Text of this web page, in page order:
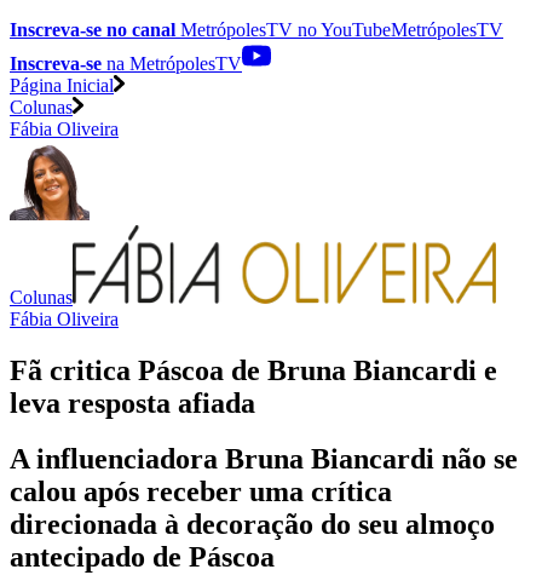
Inscreva-se no canal MetrópolesTV noYouTubeMetrópolesTV
Inscreva-se na MetrópolesTV
Página Inicial
Colunas
Fábia Oliveira
Colunas
Fábia Oliveira
Fã critica Páscoa de Bruna Biancardi e
leva resposta afiada
A influenciadora Bruna Biancardi não se
calou após receber uma crítica
direcionada à decoração do seu almoço
antecipado de Páscoa